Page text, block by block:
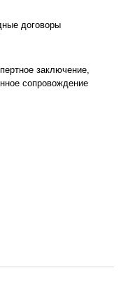
договоры
заключение,
сопровождение